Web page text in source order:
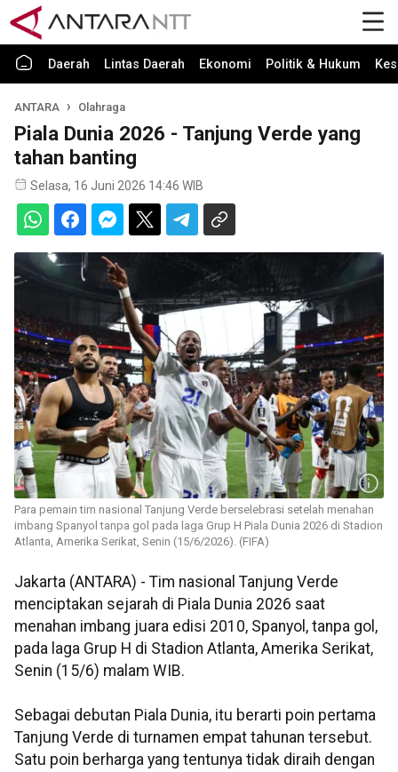
Daerah Lintas Daerah Ekonomi Politik & Hukum
ANTARA Olahraga
Piala Dunia 2026 - Tanjung Verde yang
tahan banting
Selasa, 16 Juni 2026 14:46 WIB
Para pemain tim nasional Tanjung Verde berselebrasi setelah menahan
imbang Spanyol tanpa gol pada laga Grup H Piala Dunia 2026 di Stadion
Atlanta, Amerika Serikat, Senin (15/6/2026). (FIFA)
Jakarta (ANTARA) - Tim nasional Tanjung Verde
menciptakan sejarah di Piala Dunia 2026 saat
menahan imbang juara edisi 2010, Spanyol, tanpa gol,
pada laga Grup H di Stadion Atlanta, Amerika Serikat,
Senin (15/6) malam WIB.
Sebagai debutan Piala Dunia, itu berarti poin pertama
Tanjung Verde di turnamen empat tahunan tersebut.
Satu poin berharga yang tentunya tidak diraih dengan